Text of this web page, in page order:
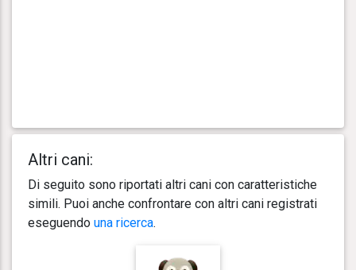
Altri cani:
Di seguito sono riportati altri cani con caratteristiche
simili. Puoi anche confrontare con altri cani registrati
eseguendo una ricerca.